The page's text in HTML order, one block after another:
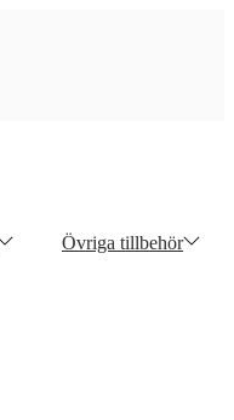
Övriga tillbehör